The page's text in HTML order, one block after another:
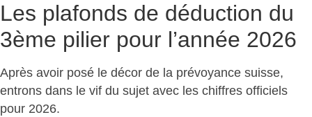
Les plafonds de déduction du
3ème pilier pour l’année 2026
Après avoir posé le décor de la prévoyance suisse,
entrons dans le vif du sujet avec les chiffres officiels
pour 2026.